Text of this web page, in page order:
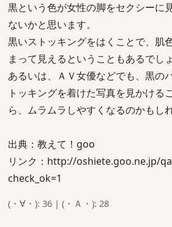
黒という色が女性の脚をセクシーに
ないかと思います。
黒いストッキングをはくことで、肌
まって見えるということもあるでしょ
あるいは、ＡＶ女優などでも、黒の
トッキングを着けた写真を見かける
ら、ムラムラしやすくなるのかもし
出典：教えて！goo
リンク：http://oshiete.goo.ne.jp/
check_ok=1
(・∀・): 36 | (・Ａ・): 28